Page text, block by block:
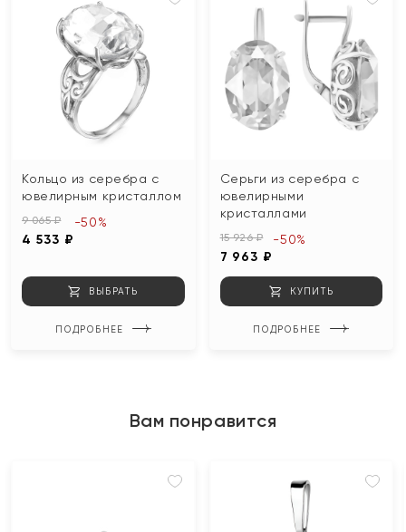
Кольцо из серебра с
ювелирным кристаллом
9 065 ₽
4 533 ₽
-50%
ВЫБРАТЬ
ПОДРОБНЕЕ
Серьги из серебра с
ювелирными
кристаллами
15 926 ₽
7 963 ₽
-50%
КУПИТЬ
ПОДРОБНЕЕ
Вам понравится